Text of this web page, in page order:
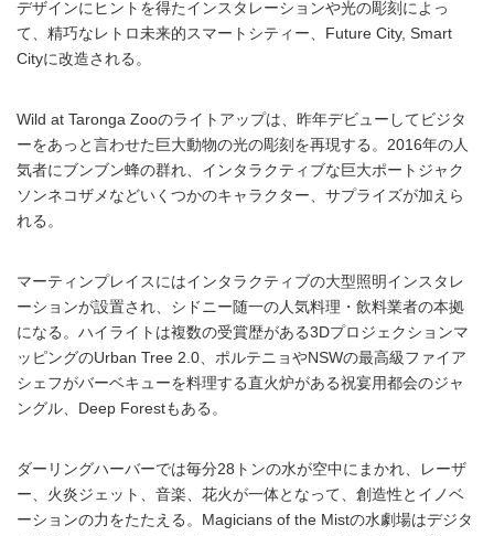
デザインにヒントを得たインスタレーションや光の彫刻によっ
て、精巧なレトロ未来的スマートシティー、Future City, Smart
Cityに改造される。
Wild at Taronga Zooのライトアップは、昨年デビューしてビジタ
ーをあっと言わせた巨大動物の光の彫刻を再現する。2016年の人
気者にブンブン蜂の群れ、インタラクティブな巨大ポートジャク
ソンネコザメなどいくつかのキャラクター、サプライズが加えら
れる。
マーティンプレイスにはインタラクティブの大型照明インスタレ
ーションが設置され、シドニー随一の人気料理・飲料業者の本拠
になる。ハイライトは複数の受賞歴がある3Dプロジェクションマ
ッピングのUrban Tree 2.0、ポルテニョやNSWの最高級ファイア
シェフがバーベキューを料理する直火炉がある祝宴用都会のジャ
ングル、Deep Forestもある。
ダーリングハーバーでは毎分28トンの水が空中にまかれ、レーザ
ー、火炎ジェット、音楽、花火が一体となって、創造性とイノベ
ーションの力をたたえる。Magicians of the Mistの水劇場はデジタ